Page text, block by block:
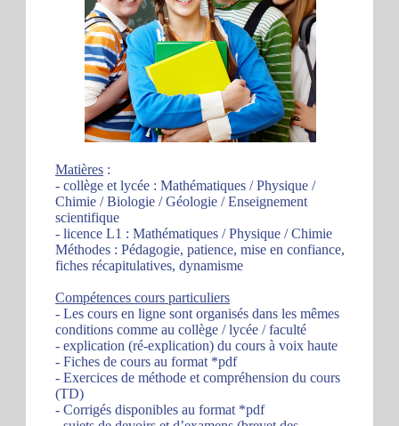
Matières :
- collège et lycée : Mathématiques / Physique /
Chimie / Biologie / Géologie / Enseignement
scientifique
- licence L1 : Mathématiques / Physique / Chimie
Méthodes : Pédagogie, patience, mise en confiance,
fiches récapitulatives, dynamisme
Compétences cours particuliers
- Les cours en ligne sont organisés dans les mêmes
conditions comme au collège / lycée / faculté
- explication (ré-explication) du cours à voix haute
- Fiches de cours au format *pdf
- Exercices de méthode et compréhension du cours
(TD)
- Corrigés disponibles au format *pdf